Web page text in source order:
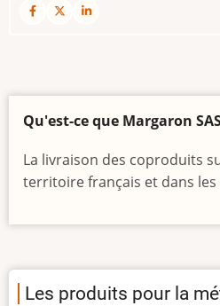
Qu'est-ce que Margaron
La livraison des coproduits
territoire français et dans
Les produits pour la